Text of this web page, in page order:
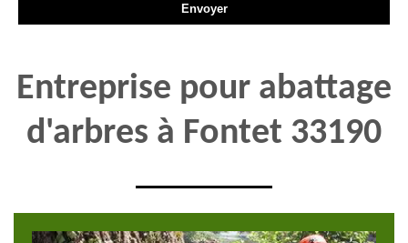
Entreprise pour abattage
d'arbres à Fontet 33190